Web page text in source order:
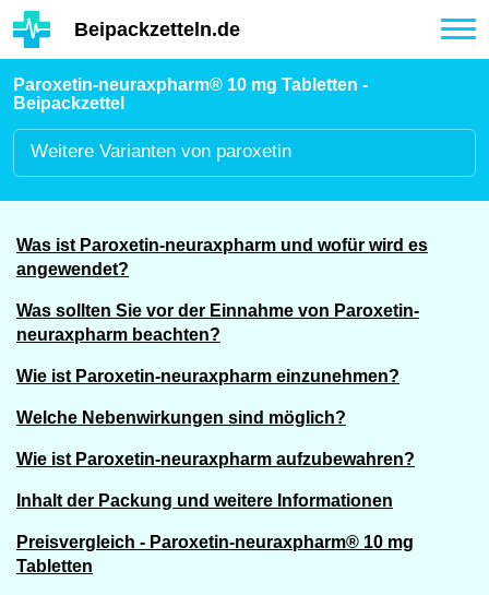
Hauptinhalt
Beipackzetteln.de
Paroxetin-neuraxpharm® 10 mg Tabletten -
Beipackzettel
Weitere Varianten von paroxetin
Was ist Paroxetin-neuraxpharm und wofür wird es
angewendet?
Was sollten Sie vor der Einnahme von Paroxetin-
neuraxpharm beachten?
Wie ist Paroxetin-neuraxpharm einzunehmen?
Welche Nebenwirkungen sind möglich?
Wie ist Paroxetin-neuraxpharm aufzubewahren?
Inhalt der Packung und weitere Informationen
Preisvergleich - Paroxetin-neuraxpharm® 10 mg
Tabletten